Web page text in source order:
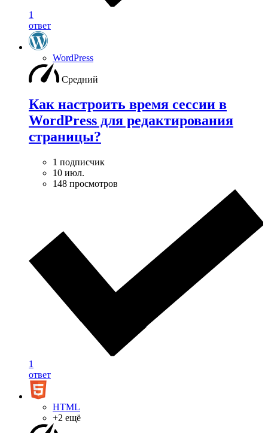
1
ответ
WordPress
Средний
Как настроить время сессии в
WordPress для редактирования
страницы?
1 подписчик
10 июл.
148 просмотров
1
ответ
HTML
+2 ещё